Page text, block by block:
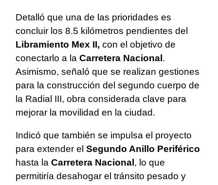
Detalló que una de las prioridades es
concluir los 8.5 kilómetros pendientes del
Libramiento Mex II, con el objetivo de
conectarlo a la Carretera Nacional.
Asimismo, señaló que se realizan gestiones
para la construcción del segundo cuerpo de
la Radial III, obra considerada clave para
mejorar la movilidad en la ciudad.
Indicó que también se impulsa el proyecto
para extender el Segundo Anillo Periférico
hasta la Carretera Nacional, lo que
permitiría desahogar el tránsito pesado y